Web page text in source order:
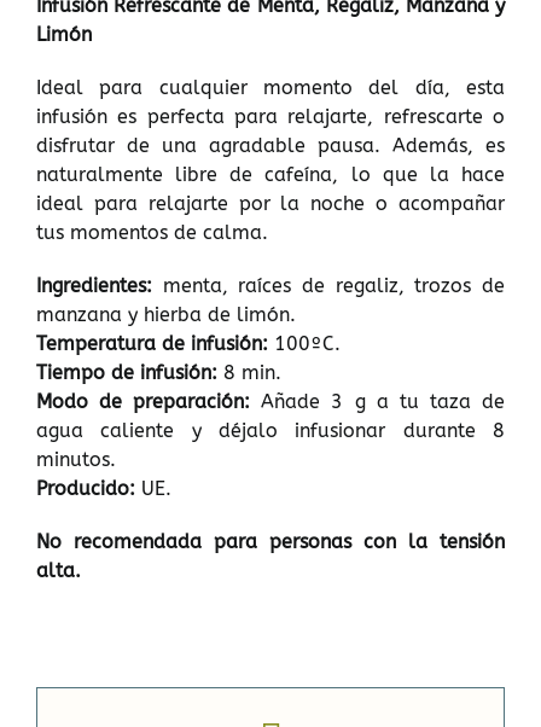
Infusión Refrescante de Menta, Regaliz, Manzana y
Limón
Ideal para cualquier momento del día, esta
infusión es perfecta para relajarte, refrescarte o
disfrutar de una agradable pausa. Además, es
naturalmente libre de cafeína, lo que la hace
ideal para relajarte por la noche o acompañar
tus momentos de calma.
Ingredientes: menta, raíces de regaliz, trozos de
manzana y hierba de limón.
Temperatura de infusión: 100ºC.
Tiempo de infusión: 8 min.
Modo de preparación: Añade 3 g a tu taza de
agua caliente y déjalo infusionar durante 8
minutos.
Producido: UE.
No recomendada para personas con la tensión
alta.